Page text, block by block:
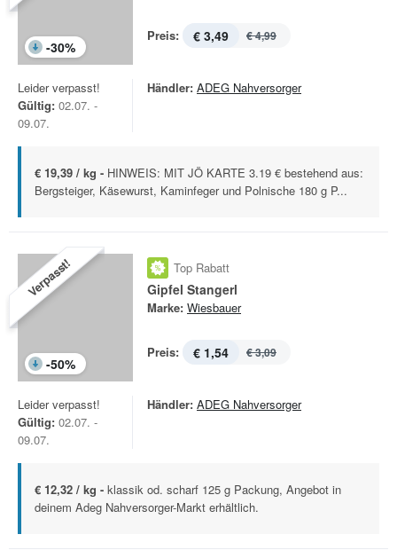
-30%
Preis: € 3,49 € 4,99
Leider verpasst!
Gültig: 02.07. -
09.07.
Händler: ADEG Nahversorger
€ 19,39 / kg - HINWEIS: MIT JÖ KARTE 3.19 € bestehend aus:
Bergsteiger, Käsewurst, Kaminfeger und Polnische 180 g P...
Verpasst!
-50%
Top Rabatt
Gipfel Stangerl
Marke: Wiesbauer
Preis: € 1,54 € 3,09
Leider verpasst!
Gültig: 02.07. -
09.07.
Händler: ADEG Nahversorger
€ 12,32 / kg - klassik od. scharf 125 g Packung, Angebot in
deinem Adeg Nahversorger-Markt erhältlich.